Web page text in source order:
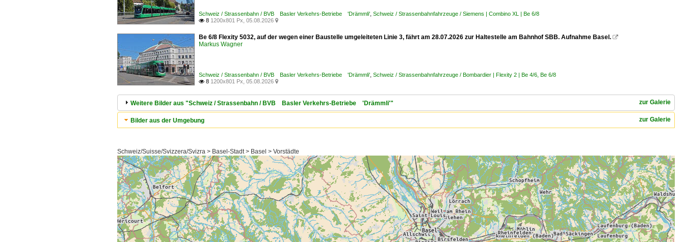
Schweiz / Strassenbahn / BVB Basler Verkehrs-Betriebe 'Drämmli' Schweiz / Strassenbahnfahrzeuge / Siemens | Combino XL | Be 6/8
 8 1200x801 Px, 05.08.2026 
Be 6/8 Flexity 5032, auf der wegen einer Baustelle umgeleiteten Linie 3, fährt am 28.07.2026 zur Haltestelle am Bahnhof SBB. Aufnahme Basel. 
Markus Wagner
Schweiz / Strassenbahn / BVB Basler Verkehrs-Betriebe 'Drämmli' Schweiz / Strassenbahnfahrzeuge / Bombardier | Flexity 2 | Be 4/6, Be 6/8
 8 1200x801 Px, 05.08.2026 
zur Galerie
Weitere Bilder aus "Schweiz / Strassenbahn / BVB Basler Verkehrs-Betriebe 'Drämmli'"
zur Galerie
Bilder aus der Umgebung
Schweiz/Suisse/Svizzera/Svizra > Basel-Stadt > Basel > Vorstädte